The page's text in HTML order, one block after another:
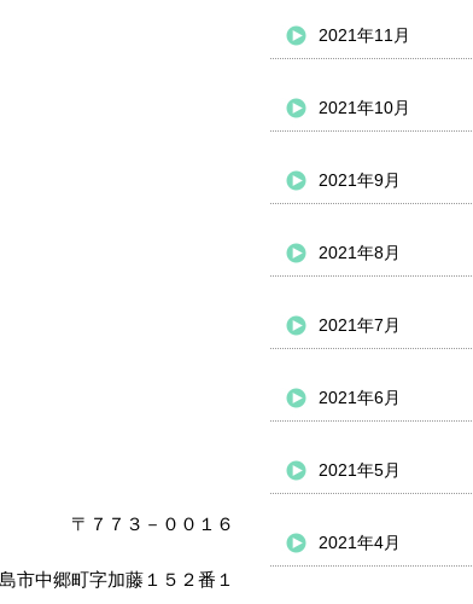
〒７７３－００１６
市中郷町字加藤１５２番１
2021年11月
2021年10月
2021年9月
2021年8月
2021年7月
2021年6月
2021年5月
2021年4月